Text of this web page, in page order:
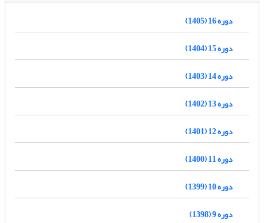
دوره 16 (1405)
دوره 15 (1404)
دوره 14 (1403)
دوره 13 (1402)
دوره 12 (1401)
دوره 11 (1400)
دوره 10 (1399)
دوره 9 (1398)